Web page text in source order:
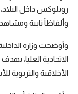
روبلوكس داخل
وألفاظاً نابية ومشاهد
وأوضحت وزارة
الاتحادية العليا،
الأخلاقية والتربوية